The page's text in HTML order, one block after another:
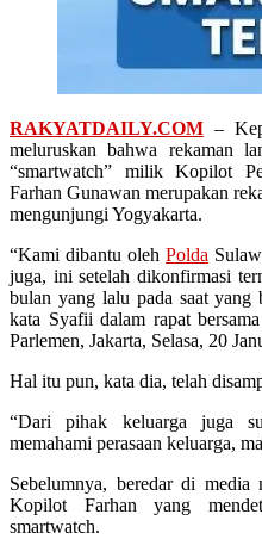
RAKYATDAILY.COM –
meluruskan bahwa rekaman
“smartwatch” milik Kopilot
Farhan Gunawan merupakan
mengunjungi Yogyakarta.
“Kami dibantu oleh Polda
juga, ini setelah dikonfirmasi
bulan yang lalu pada saat yang
kata Syafii dalam rapat
Parlemen, Jakarta, Selasa, 20
Hal itu pun, kata dia, telah
“Dari pihak keluarga juga
memahami perasaan keluarga,
Sebelumnya, beredar di media
Kopilot Farhan yang
smartwatch.